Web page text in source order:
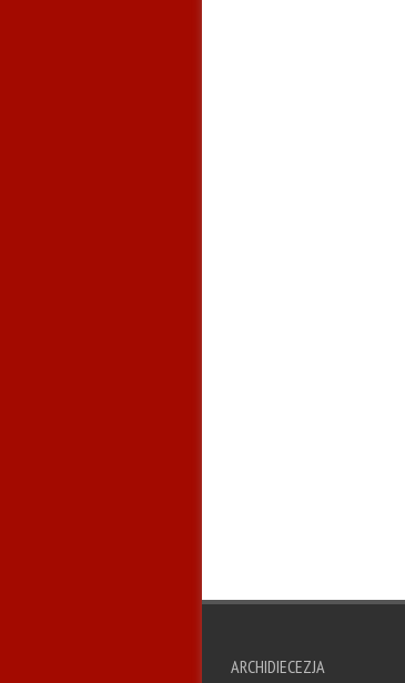
ARCHIDIECEZJA